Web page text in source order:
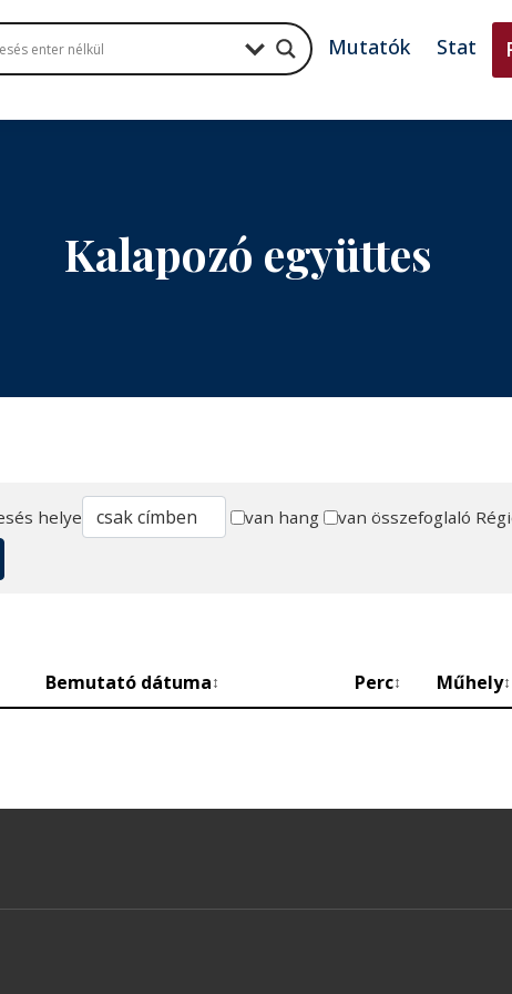
Mutatók Stat
Kalapozó együttes
helye van hang van összefoglaló
Bemutató dátuma↕ Perc↕ Műhely↕